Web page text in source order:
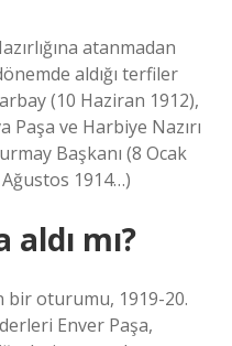
atanmadan
aldığı terfiler
(10 Haziran 1912),
Paşa ve Harbiye Nazırı
Başkanı (8 Ocak
1914…)
aldı mı?
oturumu, 1919-20.
Enver Paşa,